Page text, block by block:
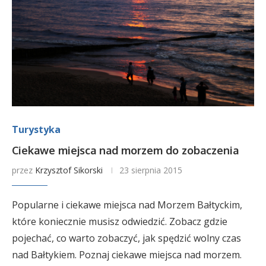
Turystyka
Ciekawe miejsca nad morzem do zobaczenia
przez Krzysztof Sikorski 23 sierpnia 2015
Popularne i ciekawe miejsca nad Morzem Bałtyckim,
które koniecznie musisz odwiedzić. Zobacz gdzie
pojechać, co warto zobaczyć, jak spędzić wolny czas
nad Bałtykiem. Poznaj ciekawe miejsca nad morzem.